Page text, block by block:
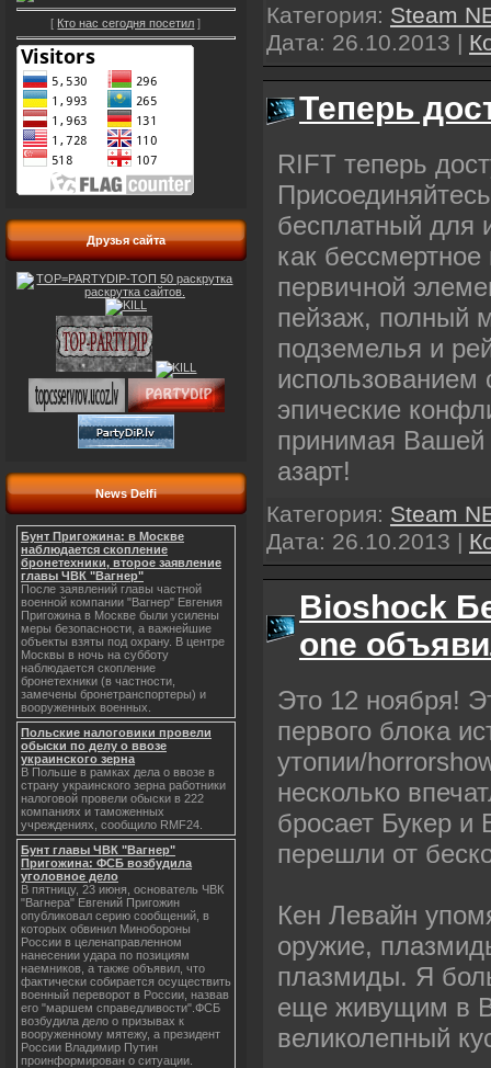
[ Кто нас сегодня посетил ]
Друзья сайта
News Delfi
Бунт Пригожина: в Москве
наблюдается скопление
бронетехники, второе заявление
главы ЧВК "Вагнер"
После заявлений главы частной
военной компании "Вагнер" Евгения
Пригожина в Москве были усилены
меры безопасности, а важнейшие
объекты взяты под охрану. В центре
Москвы в ночь на субботу
наблюдается скопление
бронетехники (в частности,
замечены бронетранспортеры) и
вооруженных военных.
Польские налоговики провели
обыски по делу о ввозе
украинского зерна
В Польше в рамках дела о ввозе в
страну украинского зерна работники
налоговой провели обыски в 222
компаниях и таможенных
учреждениях, сообщило RMF24.
Бунт главы ЧВК "Вагнер"
Пригожина: ФСБ возбудила
уголовное дело
В пятницу, 23 июня, основатель ЧВК
"Вагнера" Евгений Пригожин
опубликовал серию сообщений, в
которых обвинил Минобороны
России в целенаправленном
нанесении удара по позициям
наемников, а также объявил, что
фактически собирается осуществить
военный переворот в России, назвав
его "маршем справедливости".ФСБ
возбудила дело о призывах к
вооруженному мятежу, а президент
России Владимир Путин
проинформирован о ситуации.
Категория: Steam
Дата: 26.10.2013 |
Теперь
RIFT теперь
бесплатный для
как
первичной
пейзаж, полный
подземелья и
использованием
эпические
принимая Вашей
азарт!
Категория: Steam
Дата: 26.10.2013 |
Bioshock
one
Это 12 ноября!
первого блока
утопии/
несколько
бросает Букер
перешли от
Кен Левайн
оружие,
плазмиды. Я
еще живущим в
великолепный